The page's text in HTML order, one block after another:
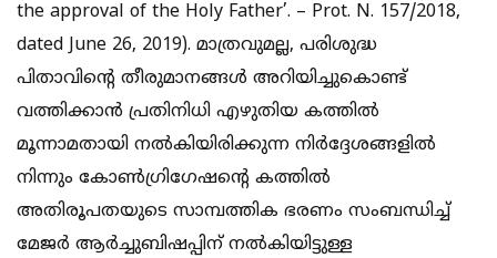
the approval of the Holy Father’. – Prot. N. 157/2018,
dated June 26, 2019). മാത്രവുമല്ല, പരിശുദ്ധ
പിതാവിന്റെ തീരുമാനങ്ങള്‍ അറിയിച്ചുകൊണ്ട്
വത്തിക്കാന്‍ പ്രതിനിധി എഴുതിയ കത്തില്‍
മൂന്നാമതായി നല്‍കിയിരിക്കുന്ന നിര്‍ദ്ദേശങ്ങളില്‍
നിന്നും കോണ്‍ഗ്രിഗേഷന്റെ കത്തില്‍
അതിരൂപതയുടെ സാമ്പത്തിക ഭരണം സംബന്ധിച്ച്
മേജര്‍ ആര്‍ച്ചുബിഷപ്പിന് നല്‍കിയിട്ടുള്ള